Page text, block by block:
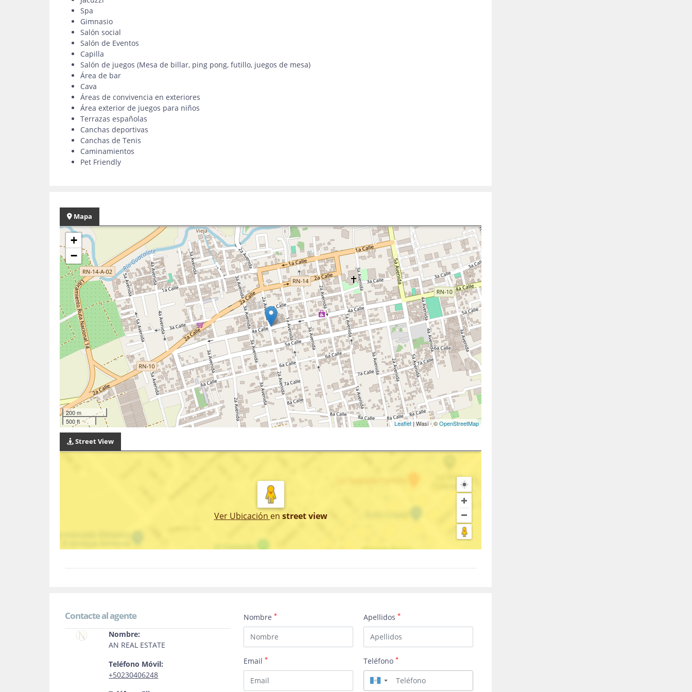
Spa
Gimnasio
Salón social
Salón de Eventos
Capilla
Salón de juegos (Mesa de billar, ping pong, futillo, juegos de mesa)
Área de bar
Cava
Áreas de convivencia en exteriores
Área exterior de juegos para niños
Terrazas españolas
Canchas deportivas
Canchas de Tenis
Caminamientos
Pet Friendly
Mapa
+
−
200 m
500 ft
Leaflet | Wasi - ©OpenStreetMap
Street View
Ver Ubicación en street view
Contacte al agente
Nombre:
AN REAL ESTATE
Teléfono Móvil:
+50230406248
Nombre* Apellidos*
Email* Teléfono*
▼